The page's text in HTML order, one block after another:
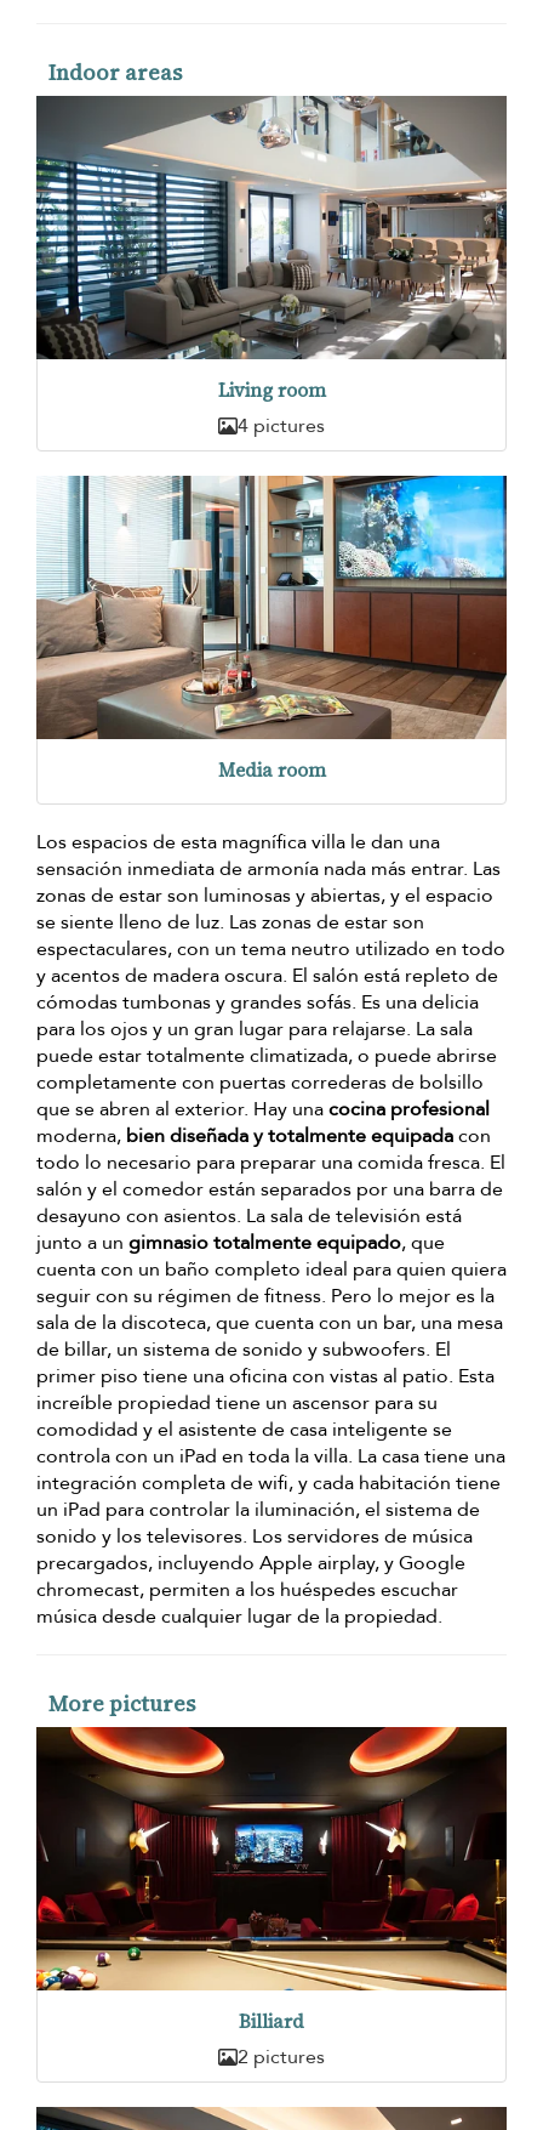
Indoor areas
Living room
4 pictures
Media room
Los espacios de esta magnífica villa le dan una
sensación inmediata de armonía nada más entrar. Las
zonas de estar son luminosas y abiertas, y el espacio
se siente lleno de luz. Las zonas de estar son
espectaculares, con un tema neutro utilizado en todo
y acentos de madera oscura. El salón está repleto de
cómodas tumbonas y grandes sofás. Es una delicia
para los ojos y un gran lugar para relajarse. La sala
puede estar totalmente climatizada, o puede abrirse
completamente con puertas correderas de bolsillo
que se abren al exterior. Hay unacocina profesional
moderna, bien diseñada y totalmente equipadacon
todo lo necesario para preparar una comida fresca. El
salón y el comedor están separados por una barra de
desayuno con asientos. La sala de televisión está
junto a un gimnasio totalmente equipado, que
cuenta con un baño completo ideal para quien quiera
seguir con su régimen de fitness. Pero lo mejor es la
sala de la discoteca, que cuenta con un bar, una mesa
de billar, un sistema de sonido y subwoofers. El
primer piso tiene una oficina con vistas al patio. Esta
increíble propiedad tiene un ascensor para su
comodidad y el asistente de casa inteligente se
controla con un iPad en toda la villa. La casa tiene una
integración completa de wifi, y cada habitación tiene
un iPad para controlar la iluminación, el sistema de
sonido y los televisores. Los servidores de música
precargados, incluyendo Apple airplay, y Google
chromecast, permiten a los huéspedes escuchar
música desde cualquier lugar de la propiedad.
More pictures
Billiard
2 pictures